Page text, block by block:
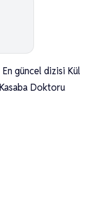
güncel dizisi Kül
Doktoru